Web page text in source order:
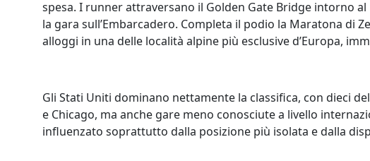
spesa. I runner attraversano il Golden Gate Bridge intorno
la gara sull’Embarcadero. Completa il podio la Maratona di
alloggi in una delle località alpine più esclusive d’Europa,
Gli Stati Uniti dominano nettamente la classifica, con dieci
e Chicago, ma anche gare meno conosciute a livello
influenzato soprattutto dalla posizione più isolata e dalla